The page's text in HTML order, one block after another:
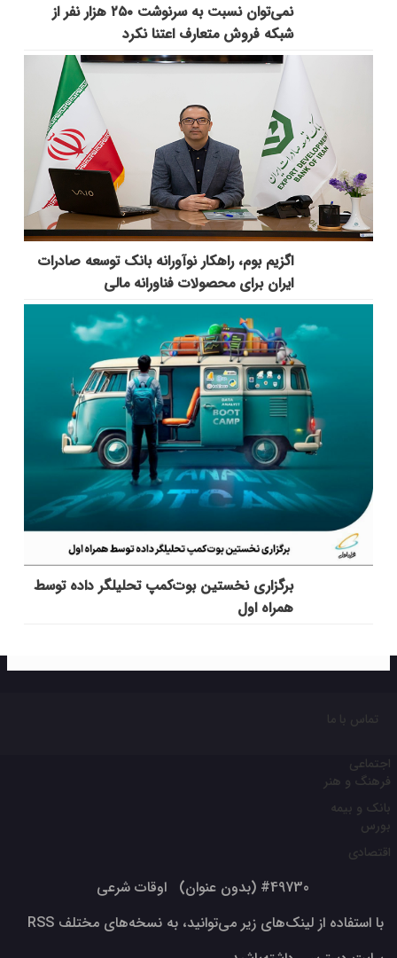
نمی‌توان نسبت به سرنوشت ۲۵۰ هزار نفر از
شبکه فروش متعارف اعتنا نکرد
اگزیم بوم، راهکار نوآورانه بانک توسعه صادرات
ایران برای محصولات فناورانه مالی
برگزاری نخستین بوت‌کمپ تحلیلگر داده توسط
همراه اول
تماس با ما
اجتماعی
فرهنگ و هنر
بانک و بیمه
بورس
اقتصادی
#49730 (بدون عنوان)
اوقات شرعی
با استفاده از لینک‌های زیر می‌توانید، به نسخه‌های مختلف RSS